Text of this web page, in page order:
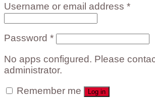
Username or email address *
Password *
No apps configured. Please
administrator.
Remember me
Log in